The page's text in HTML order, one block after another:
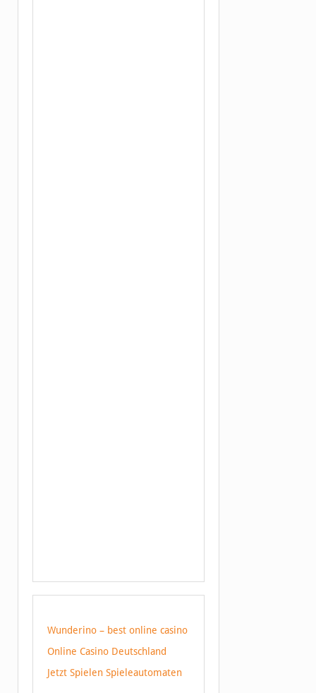
Wunderino – best online casino
Online Casino Deutschland
Jetzt Spielen Spieleautomaten